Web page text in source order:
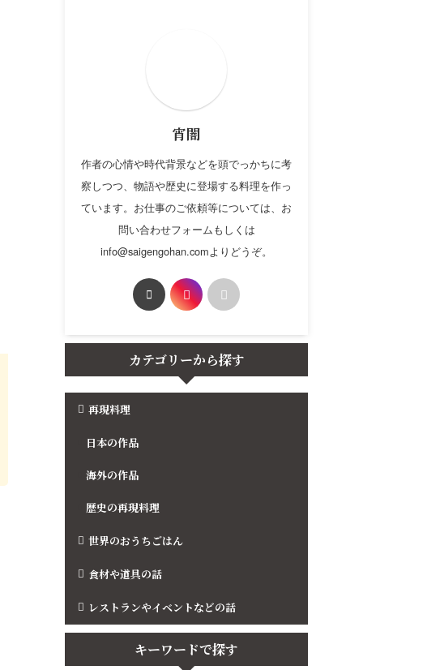
宵闇
作者の心情や時代背景などを頭でっかちに考
察しつつ、物語や歴史に登場する料理を作っ
ています。お仕事のご依頼等については、お
問い合わせフォームもしくは
info@saigengohan.comよりどうぞ。
カテゴリーから探す
再現料理
日本の作品
海外の作品
歴史の再現料理
世界のおうちごはん
食材や道具の話
レストランやイベントなどの話
キーワードで探す